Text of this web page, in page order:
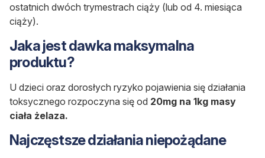
ostatnich dwóch trymestrach ciąży (lub od 4. miesiąca
ciąży).
Jaka jest dawka maksymalna
produktu?
U dzieci oraz dorosłych ryzyko pojawienia się działania
toksycznego rozpoczyna się od 20mg na 1kg masy
ciała żelaza.
Najczęstsze działania niepożądane